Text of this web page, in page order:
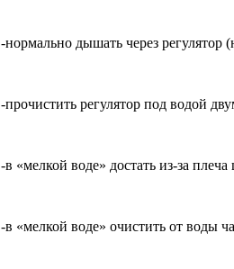
-нормально дышать через регулятор
-прочистить регулятор под водой
-в «мелкой воде» достать из-за
-в «мелкой воде» очистить от воды